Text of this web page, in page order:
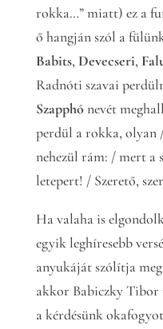
rokka…” miatt) ez a
ő hangján szól a
Babits, Devecseri,
Radnóti szavai
Szapphónevét
perdül a rokka, olyan
nehezül rám: / mert a
letepert! / Szerető,
Ha valaha is
egyik leghíresebb
anyukáját szólítja
akkor Babiczky Tibor
a kérdésünk